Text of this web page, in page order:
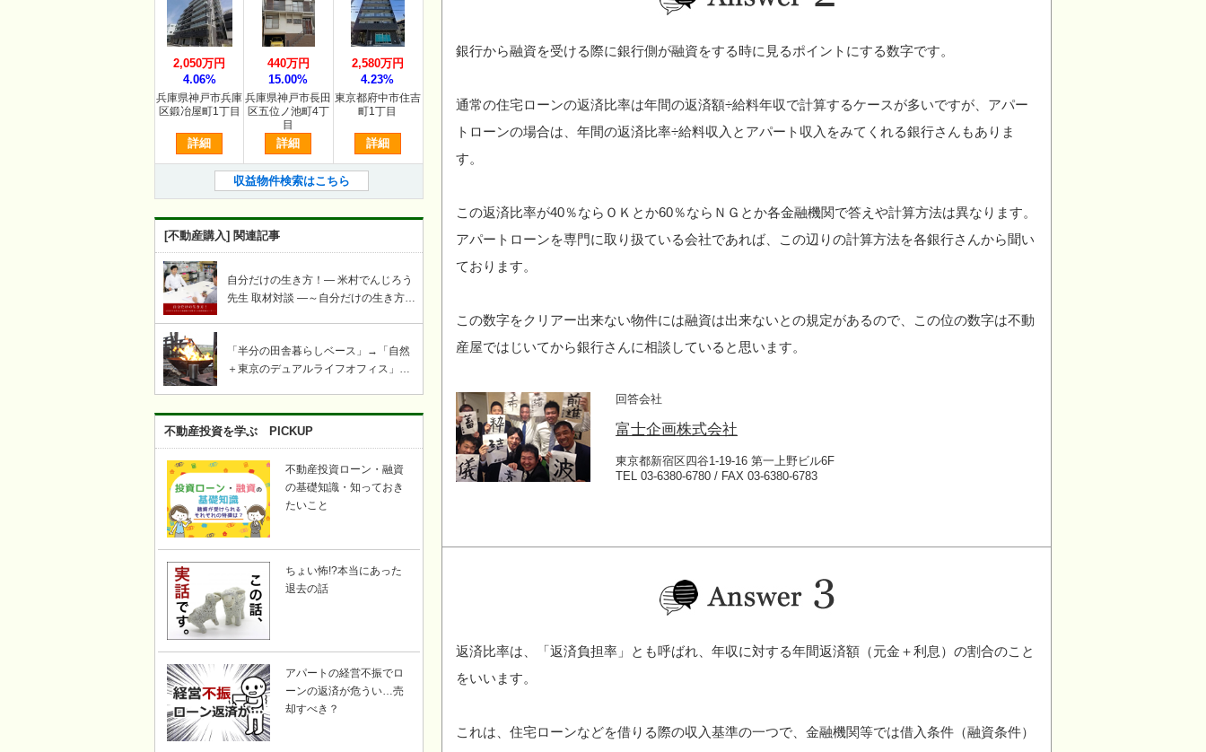
銀行から融資を受ける際に銀行側が融資をする時に見るポイントにする数字です。
通常の住宅ローンの返済比率は年間の返済額÷給料年収で計算するケースが多いですが、アパー
トローンの場合は、年間の返済比率÷給料収入とアパート収入をみてくれる銀行さんもありま
す。
この返済比率が40％ならＯＫとか60％ならＮＧとか各金融機関で答えや計算方法は異なります。
アパートローンを専門に取り扱ている会社であれば、この辺りの計算方法を各銀行さんから聞い
ております。
この数字をクリアー出来ない物件には融資は出来ないとの規定があるので、この位の数字は不動
産屋ではじいてから銀行さんに相談していると思います。
回答会社
富士企画株式会社
東京都新宿区四谷1-19-16 第一上野ビル6F
TEL 03-6380-6780 / FAX 03-6380-6783
返済比率は、「返済負担率」とも呼ばれ、年収に対する年間返済額（元金＋利息）の割合のこと
をいいます。
これは、住宅ローンなどを借りる際の収入基準の一つで、金融機関等では借入条件（融資条件）
兵庫県神戸市兵庫
区鍛冶屋町1丁目
2,050万円
4.06%
詳細
兵庫県神戸市長田
区五位ノ池町4丁
目
440万円
15.00%
詳細
東京都府中市住吉
町1丁目
2,580万円
4.23%
詳細
収益物件検索はこちら
[不動産購入] 関連記事
自分だけの生き方！― 米村でんじろう
先生 取材対談 ―～自分だけの生き方を
「半分の田舎暮らしベース」→「自然
＋東京のデュアルライフオフィス」
い自然豊かな川のそばで、上記キーワ
ードの不動産を探して｜KICHI6（キチ
ロク）
不動産投資を学ぶ PICKUP
不動産投資ローン・融資
の基礎知識・知っておき
たいこと
ちょい怖!?本当にあった
退去の話
アパートの経営不振でロ
ーンの返済が危うい…売
却すべき？